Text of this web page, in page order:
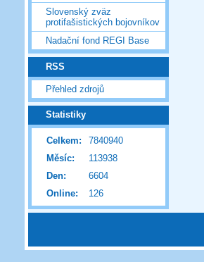
Slovenský zväz
protifašistických bojovníkov
Nadační fond REGI Base
RSS
Přehled zdrojů
Statistiky
Online: 126
Celkem:
7840940
Měsíc:
113938
Den:
6604